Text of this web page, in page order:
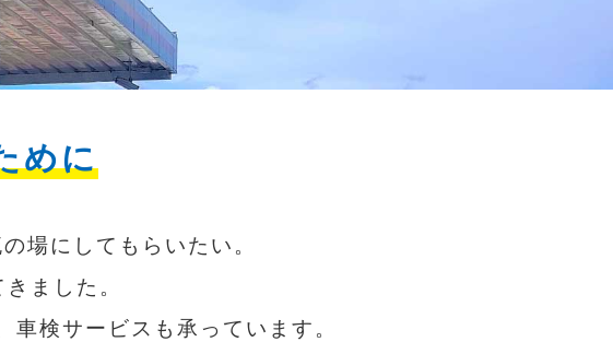
めに
場にしてもらいたい。
ました。
検サービスも承っています。